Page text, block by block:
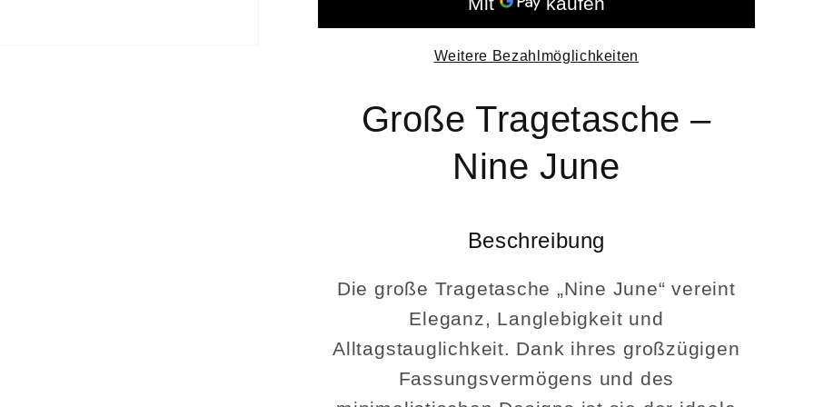
recycelter
Swiss
Made
recycelter
Plane
Swiss
Made
Weitere Bezahlmöglichkeiten
Große Tragetasche –
Nine June
Beschreibung
Die große Tragetasche „Nine June“ vereint
Eleganz, Langlebigkeit und
Alltagstauglichkeit. Dank ihres großzügigen
Fassungsvermögens und des